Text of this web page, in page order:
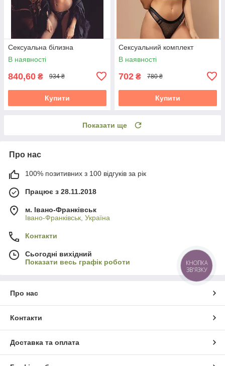
Сексуальна білизна
В наявності
840,60 ₴ 934 ₴
Купити
Сексуальний комплект
В наявності
702 ₴ 780 ₴
Купити
Показати ще
Про нас
100% позитивних з 100 відгуків за рік
Працює з 28.11.2018
м. Івано-Франківськ
Івано-Франківськ, Україна
Контакти
Сьогодні вихідний
Показати весь графік роботи
Про нас
Контакти
Доставка та оплата
КНОПКА
ЗВ'ЯЗКУ